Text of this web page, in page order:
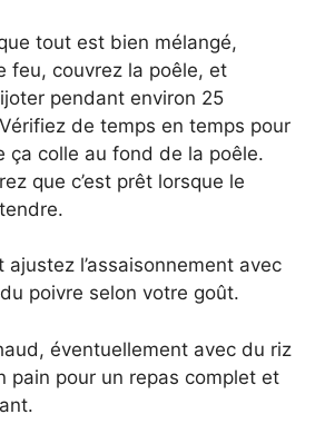
tout est bien mélangé,
feu, couvrez la poêle, et
pendant environ 25
de temps en temps pour
ça colle au fond de la poêle.
que c’est prêt lorsque le
ajustez l’assaisonnement avec
poivre selon votre goût.
éventuellement avec du riz
pain pour un repas complet et